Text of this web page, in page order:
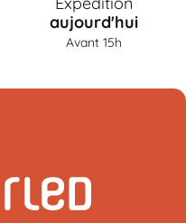
aujourd'hui
Avant 15h